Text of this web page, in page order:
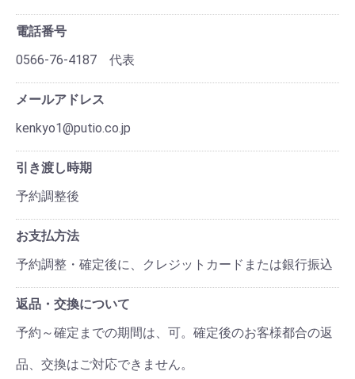
電話番号
0566-76-4187 代表
メールアドレス
kenkyo1@putio.co.jp
引き渡し時期
予約調整後
お支払方法
予約調整・確定後に、クレジットカードまたは銀行振込
返品・交換について
予約～確定までの期間は、可。確定後のお客様都合の返
品、交換はご対応できません。